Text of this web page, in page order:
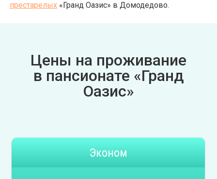
престарелых «Гранд Оазис» в Домодедово.
Цены на проживание
в пансионате «Гранд
Оазис»
Эконом